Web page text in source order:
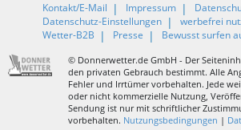
Kontakt/E-Mail Impressum
Datenschutz-Einstellungen
werbefrei
Wetter-B2B
Presse Bewusst surfen
© Donnerwetter.de GmbH - Der
den privaten Gebrauch bestimmt. Alle
Fehler und Irrtümer vorbehalten. Jede
oder nicht kommerzielle Nutzung,
Sendung ist nur mit schriftlicher
vorbehalten. Nutzungsbedingungen |